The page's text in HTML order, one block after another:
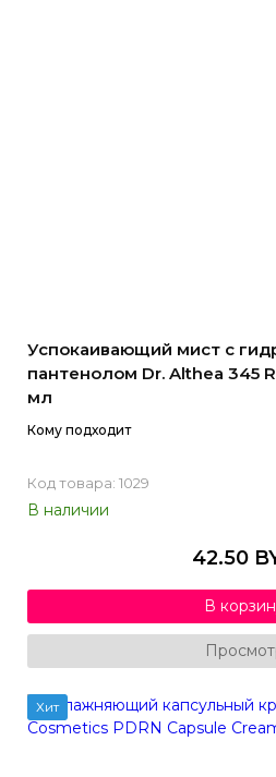
Успокаивающий мист с
пантенолом Dr. Althea 345
мл
Кому подходит
Код товара: 1029
В наличии
42.50
В
Хит